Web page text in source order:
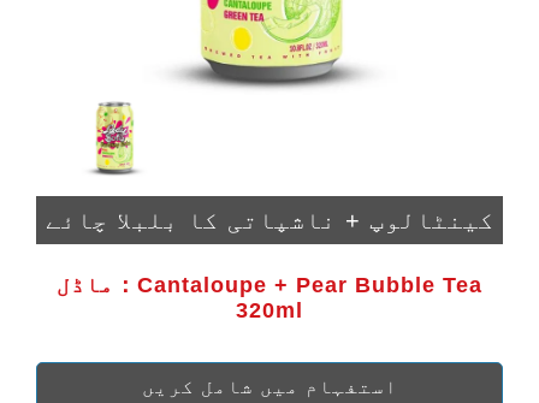
کینٹالوپ + ناشپاتی کا بلبلا چائے
ماڈل：Cantaloupe + Pear Bubble Tea
320ml
استفہام میں شامل کریں